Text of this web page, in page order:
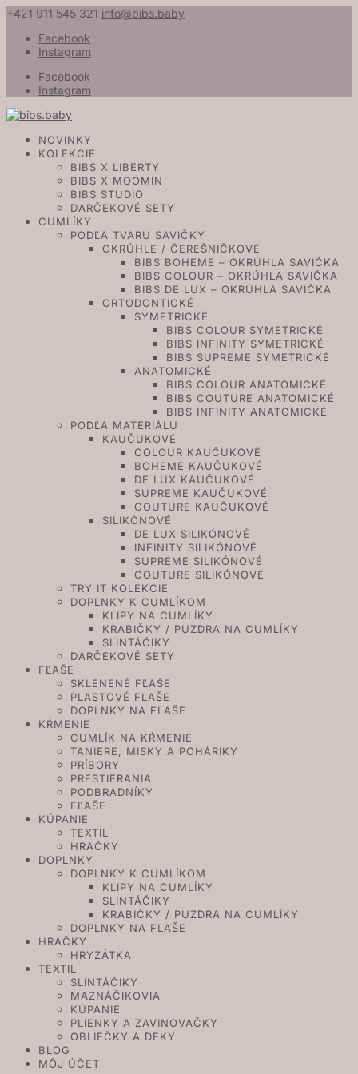
+421 911 545 321 info@bibs.baby
Facebook
Instagram
Facebook
Instagram
NOVINKY
KOLEKCIE
BIBS X LIBERTY
BIBS X MOOMIN
BIBS STUDIO
DARČEKOVÉ SETY
CUMLÍKY
PODĽA TVARU SAVIČKY
OKRÚHLE / ČEREŠNIČKOVÉ
BIBS BOHEME – OKRÚHLA SAVIČKA
BIBS COLOUR – OKRÚHLA SAVIČKA
BIBS DE LUX – OKRÚHLA SAVIČKA
ORTODONTICKÉ
SYMETRICKÉ
BIBS COLOUR SYMETRICKÉ
BIBS INFINITY SYMETRICKÉ
BIBS SUPREME SYMETRICKÉ
ANATOMICKÉ
BIBS COLOUR ANATOMICKÉ
BIBS COUTURE ANATOMICKÉ
BIBS INFINITY ANATOMICKÉ
PODĽA MATERIÁLU
KAUČUKOVÉ
COLOUR KAUČUKOVÉ
BOHEME KAUČUKOVÉ
DE LUX KAUČUKOVÉ
SUPREME KAUČUKOVÉ
COUTURE KAUČUKOVÉ
SILIKÓNOVÉ
DE LUX SILIKÓNOVÉ
INFINITY SILIKÓNOVÉ
SUPREME SILIKÓNOVÉ
COUTURE SILIKÓNOVÉ
TRY IT KOLEKCIE
DOPLNKY K CUMLÍKOM
KLIPY NA CUMLÍKY
KRABIČKY / PUZDRA NA CUMLÍKY
SLINTÁČIKY
DARČEKOVÉ SETY
FĽAŠE
SKLENENÉ FĽAŠE
PLASTOVÉ FĽAŠE
DOPLNKY NA FĽAŠE
KŔMENIE
CUMLÍK NA KŔMENIE
TANIERE, MISKY A POHÁRIKY
PRÍBORY
PRESTIERANIA
PODBRADNÍKY
FĽAŠE
KÚPANIE
TEXTIL
HRAČKY
DOPLNKY
DOPLNKY K CUMLÍKOM
KLIPY NA CUMLÍKY
SLINTÁČIKY
KRABIČKY / PUZDRA NA CUMLÍKY
DOPLNKY NA FĽAŠE
HRAČKY
HRYZÁTKA
TEXTIL
SLINTÁČIKY
MAZNÁČIKOVIA
KÚPANIE
PLIENKY A ZAVINOVAČKY
OBLIEČKY A DEKY
BLOG
MÔJ ÚČET